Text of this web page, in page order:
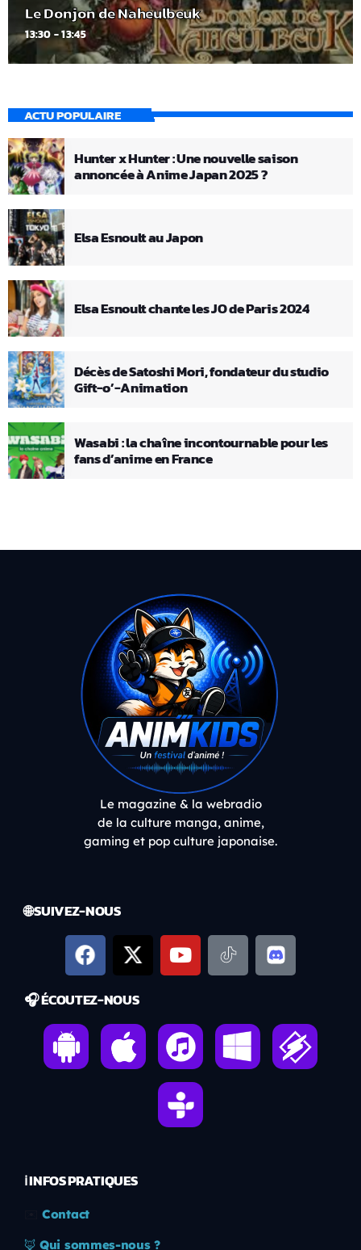
Le Donjon de Naheulbeuk
13:30 - 13:45
ACTU POPULAIRE
Hunter x Hunter : Une nouvelle saison
annoncée à Anime Japan 2025 ?
Elsa Esnoult au Japon
Elsa Esnoult chante les JO de Paris 2024
Décès de Satoshi Mori, fondateur du studio
Gift-o’-Animation
Wasabi : la chaîne incontournable pour les
fans d’anime en France
Le magazine & la webradio
de la culture manga, anime,
gaming et pop culture japonaise.
🌐 SUIVEZ-NOUS
🎧 ÉCOUTEZ-NOUS
ℹ️ INFOS PRATIQUES
Contact
🦊 Qui sommes-nous ?